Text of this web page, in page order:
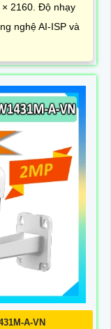
× 2160. Độ nhạy
nghệ AI-ISP và
A-VN